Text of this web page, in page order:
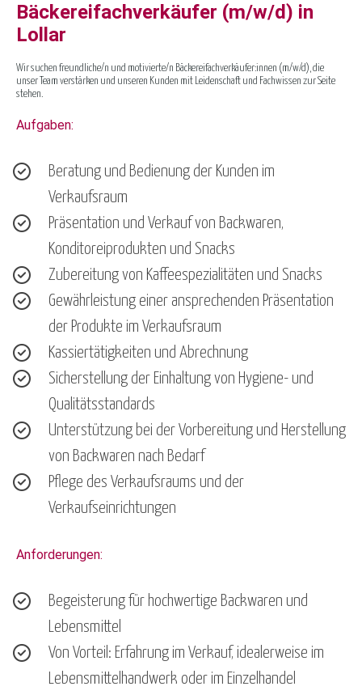
Bäckereifachverkäufer (m/w/d) in
Lollar
Wir suchen freundliche/n und motivierte/n Bäckereifachverkäufer:innen (m/w/d), die
unser Team verstärken und unseren Kunden mit Leidenschaft und Fachwissen zur Seite
stehen.
Aufgaben:
Beratung und Bedienung der Kunden im
Verkaufsraum
Präsentation und Verkauf von Backwaren,
Konditoreiprodukten und Snacks
Zubereitung von Kaffeespezialitäten und Snacks
Gewährleistung einer ansprechenden Präsentation
der Produkte im Verkaufsraum
Kassiertätigkeiten und Abrechnung
Sicherstellung der Einhaltung von Hygiene- und
Qualitätsstandards
Unterstützung bei der Vorbereitung und Herstellung
von Backwaren nach Bedarf
Pflege des Verkaufsraums und der
Verkaufseinrichtungen
Anforderungen:
Begeisterung für hochwertige Backwaren und
Lebensmittel
Von Vorteil: Erfahrung im Verkauf, idealerweise im
Lebensmittelhandwerk oder im Einzelhandel